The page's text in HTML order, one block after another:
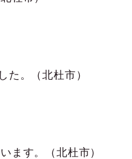
た。（北杜市）
ます。（北杜市）